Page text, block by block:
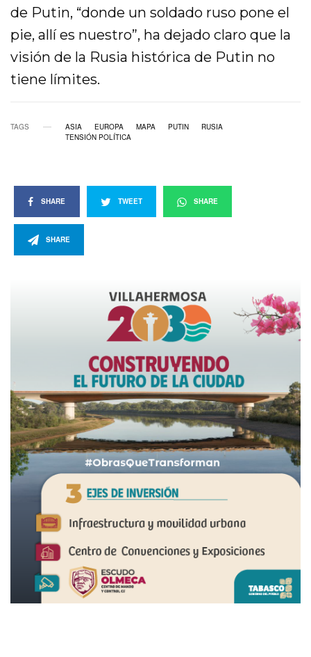
de Putin, “donde un soldado ruso pone el
pie, allí es nuestro”, ha dejado claro que la
visión de la Rusia histórica de Putin no
tiene límites.
TAGS ASIA EUROPA MAPA PUTIN
RUSIA
TENSIÓN POLÍTICA
SHARE TWEET SHARE
SHARE